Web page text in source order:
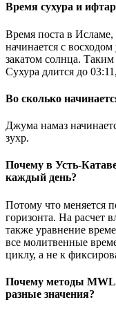
Время сухура и
Время поста в
начинается с
закатом солнца.
Сухура длится до 03:11
Во сколько
Джума намаз
зухр.
Почему в Усть-
каждый день?
Потому что меняется
горизонта. На расчет
также уравнение
все молитвенные
циклу, а не к
Почему методы
разные значения?